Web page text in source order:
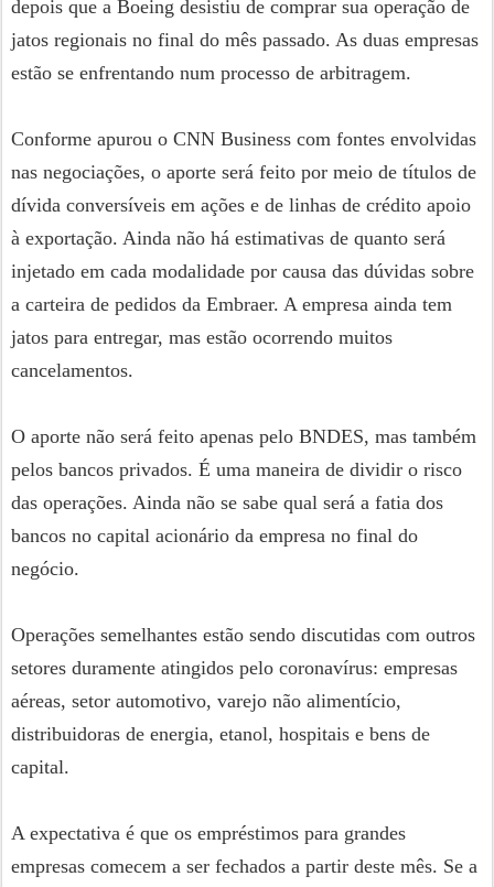
depois que a Boeing desistiu de comprar sua operação de
jatos regionais no final do mês passado. As duas empresas
estão se enfrentando num processo de arbitragem.
Conforme apurou o CNN Business com fontes envolvidas
nas negociações, o aporte será feito por meio de títulos de
dívida conversíveis em ações e de linhas de crédito apoio
à exportação. Ainda não há estimativas de quanto será
injetado em cada modalidade por causa das dúvidas sobre
a carteira de pedidos da Embraer. A empresa ainda tem
jatos para entregar, mas estão ocorrendo muitos
cancelamentos.
O aporte não será feito apenas pelo BNDES, mas também
pelos bancos privados. É uma maneira de dividir o risco
das operações. Ainda não se sabe qual será a fatia dos
bancos no capital acionário da empresa no final do
negócio.
Operações semelhantes estão sendo discutidas com outros
setores duramente atingidos pelo coronavírus: empresas
aéreas, setor automotivo, varejo não alimentício,
distribuidoras de energia, etanol, hospitais e bens de
capital.
A expectativa é que os empréstimos para grandes
empresas comecem a ser fechados a partir deste mês. Se a